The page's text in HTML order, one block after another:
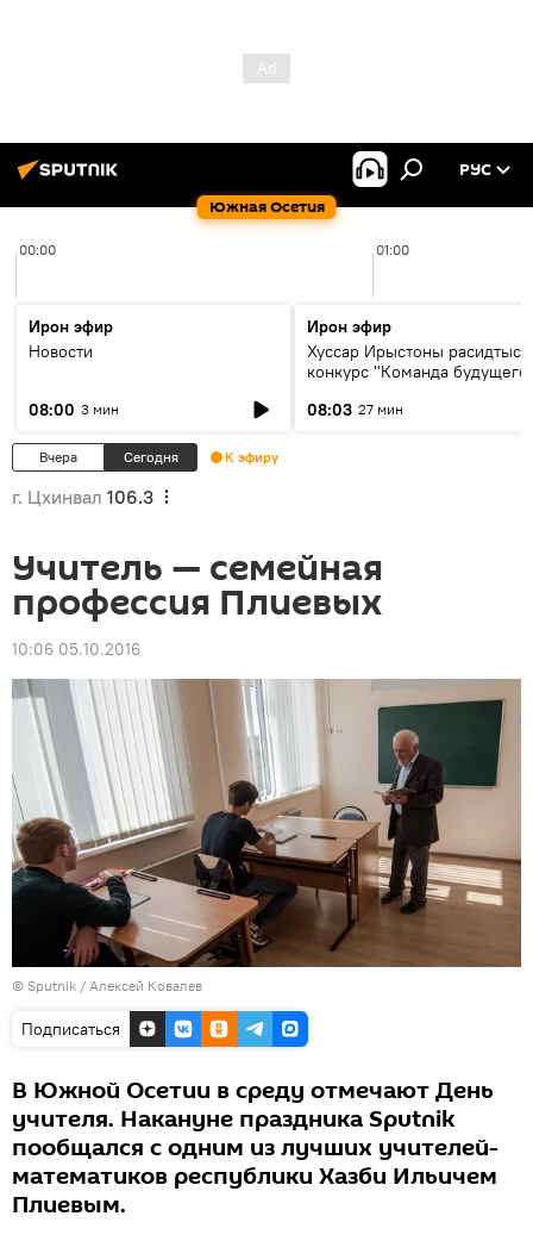
Южная Осетия
РУС
00:00 01:00
Ирон эфир
Новости
08:00 3 мин
Ирон эфир
Хуссар Ирыстоны
конкурс "Команда
08:03 27 мин
Вчера Сегодня К эфиру
г. Цхинвал 106.3
Учитель — семейная
профессия Плиевых
10:06 05.10.2016
© Sputnik / Алексей Ковалев
Подписаться
В Южной Осетии в среду отмечают День
учителя. Накануне праздника Sputnik
пообщался с одним из лучших учителей-
математиков республики Хазби Ильичем
Плиевым.